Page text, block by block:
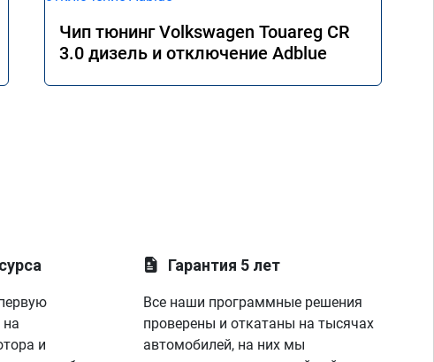
Чип тюнинг Volkswagen Touareg CR
3.0 дизель и отключение Adblue
на
и
Гарантия 5 лет
Все наши программные решения
проверены и откатаны на тысячах
автомобилей, на них мы